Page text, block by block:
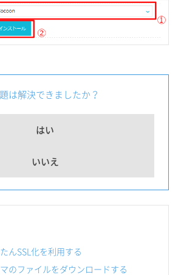
は解決できましたか？
はい
いいえ
んSSL化を利用する
のファイルをダウンロードする